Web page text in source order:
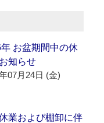
お盆期間中の休
知らせ
07月24日 (金)
業および棚卸に伴